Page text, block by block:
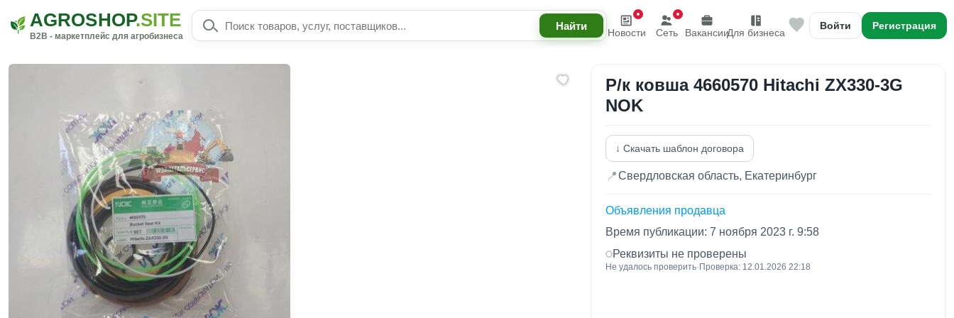
AGROSHOP.SITE
B2B - маркетплейс для агробизнеса Новости Сеть ВакансииДля бизнеса
Войти Регистрация
Р/к ковша 4660570 Hitachi ZX330-3G
NOK
↓ Скачать шаблон договора
📍Свердловская область, Екатеринбург
Объявления продавца
Время публикации: 7 ноября 2023 г. 9:58
Реквизиты не проверены
Не удалось проверить· Проверка: 12.01.2026 22:18